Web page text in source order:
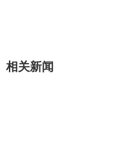
相关新闻